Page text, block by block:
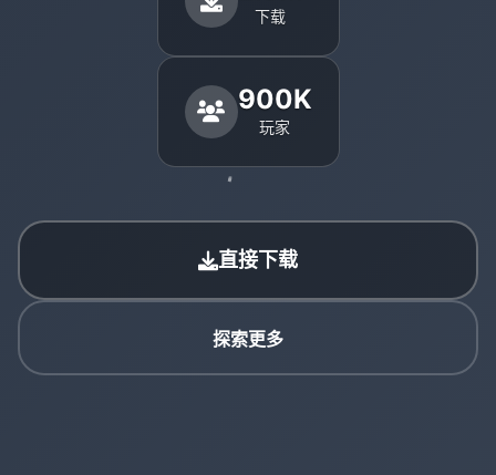
下载
900K
玩家
直接下载
探索更多